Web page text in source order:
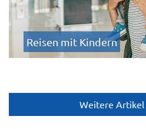
Reisen mit Kindern
Weitere Artikel